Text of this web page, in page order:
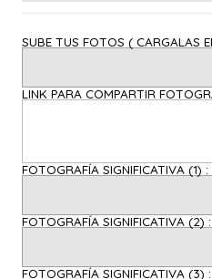
SUBE TUS FOTOS (
LINK PARA COMPARTIR
FOTOGRAFÍA SIGNIFICATIVA (1) :
FOTOGRAFÍA SIGNIFICATIVA (2) :
FOTOGRAFÍA SIGNIFICATIVA (3) :